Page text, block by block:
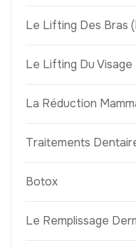
Le Lifting Des Bras
Le Lifting Du Visage
La Réduction
Traitements
Botox
Le Remplissage